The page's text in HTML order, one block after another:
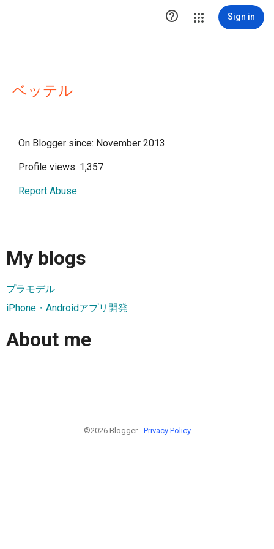
 Sign in
ベッテル
On Blogger since: November 2013
Profile views: 1,357
Report Abuse
My blogs
プラモデル
iPhone・Androidアプリ開発
About me
©2026 Blogger - Privacy Policy